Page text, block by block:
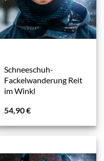
Schneeschuh-
Fackelwanderung Reit
im Winkl
54,90€